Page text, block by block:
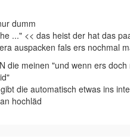
dumm
..." << das heist der hat das
auspacken fals ers nochmal
die meinen "und wenn ers
die automatisch etwas ins
hochläd